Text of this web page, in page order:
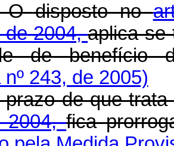
O disposto no
de 2004,aplica-se
de benefício
243, de 2005)
prazo de que
2004,fica